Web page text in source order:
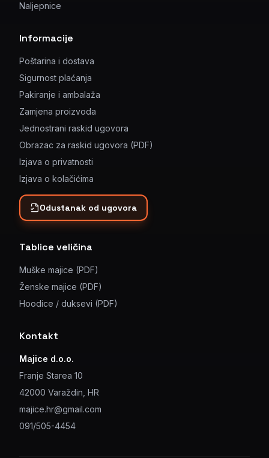
Naljepnice
Informacije
Poštarina i dostava
Sigurnost plaćanja
Pakiranje i ambalaža
Zamjena proizvoda
Jednostrani raskid ugovora
Obrazac za raskid ugovora (PDF)
Izjava o privatnosti
Izjava o kolačićima
Odustanak od ugovora
Tablice veličina
Muške majice (PDF)
Ženske majice (PDF)
Hoodice / duksevi (PDF)
Kontakt
Majice d.o.o.
Franje Starea 10
42000 Varaždin, HR
majice.hr@gmail.com
091/505-4454